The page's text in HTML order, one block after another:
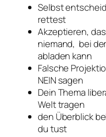
Selbst
rettest
Akzeptieren,
niemand, bei
abladen kann
Falsche
NEIN sagen
Dein Thema
Welt tragen
den Überblick
du tust